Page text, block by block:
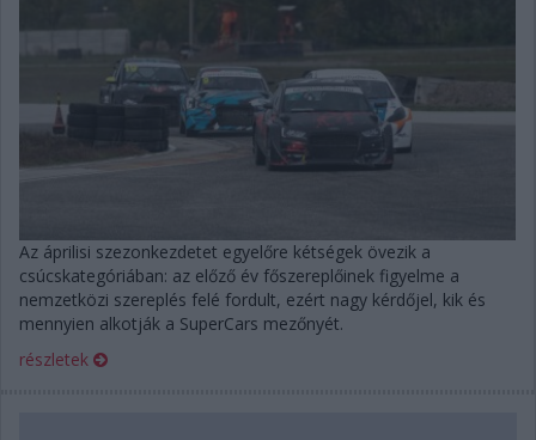
Az áprilisi szezonkezdetet egyelőre kétségek övezik a
csúcskategóriában: az előző év főszereplőinek figyelme a
nemzetközi szereplés felé fordult, ezért nagy kérdőjel, kik és
mennyien alkotják a SuperCars mezőnyét.
részletek